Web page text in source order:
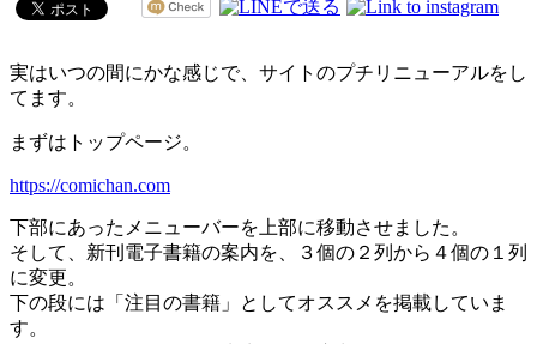
実はいつの間にかな感じで、サイトのプチリニューアルをし
てます。
まずはトップページ。
https://comichan.com
下部にあったメニューバーを上部に移動させました。
そして、新刊電子書籍の案内を、３個の２列から４個の１列
に変更。
下の段には「注目の書籍」としてオススメを掲載していま
す。